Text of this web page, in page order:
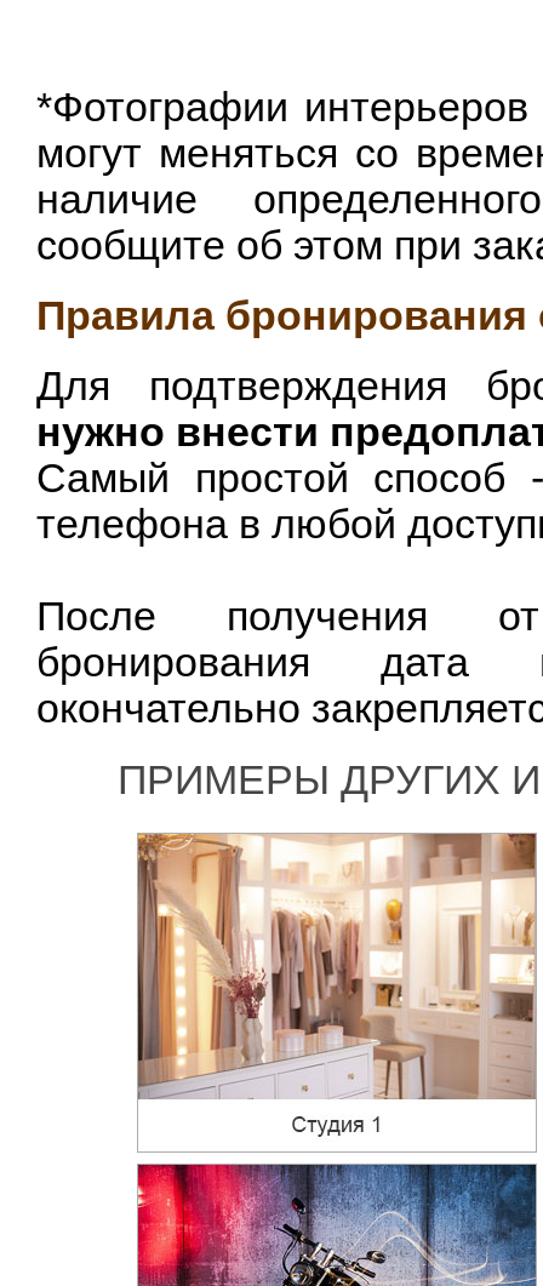
*Фотографии
могут меняться со
наличие
сообщите об этом при
Правила бронирования
Для подтверждения
нужно внести
Самый простой способ
телефона в любой
После получения
бронирования
окончательно
ПРИМЕРЫ ДРУГИХ